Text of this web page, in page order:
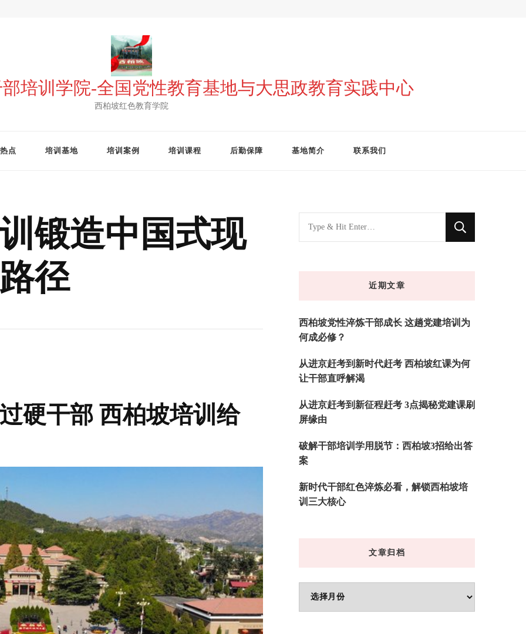
培训学院-全国党性教育基地与大思政教育实践中心
西柏坡红色教育学院
点 培训基地 培训案例 培训课程 后勤保障 基地简介 联系我们
锻造中国式现
径
硬干部 西柏坡培训给
找
什
近期文章
西柏坡党性淬炼干部成长 这趟党建培训为
何成必修？
从进京赶考到新时代赶考 西柏坡红课为何
让干部直呼解渴
从进京赶考到新征程赶考 3点揭秘党建课刷
屏缘由
破解干部培训学用脱节：西柏坡3招给出答
案
新时代干部红色淬炼必看，解锁西柏坡培
训三大核心
文章归档
章